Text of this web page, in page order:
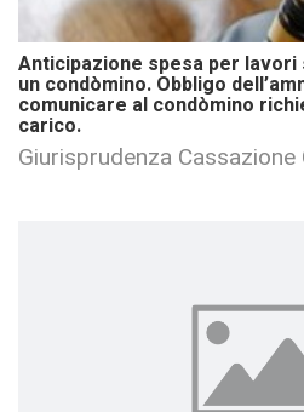
Anticipazione spesa per
un condòmino. Obbligo
comunicare al condòmino
carico.
Giurisprudenza Cassazione